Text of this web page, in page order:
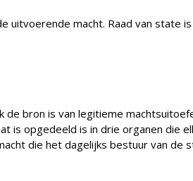
uitvoerende macht. Raad van
bron is van legitieme
is opgedeeld is in drie organen die
die het dagelijks bestuur van